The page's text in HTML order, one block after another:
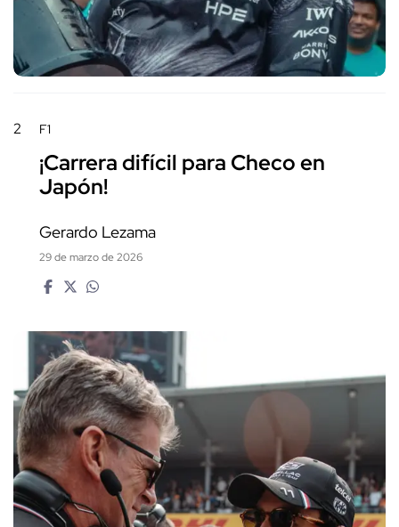
2 F1
¡Carrera difícil para Checo en
Japón!
Gerardo Lezama
29 de marzo de 2026